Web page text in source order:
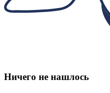
Ничего не нашлось